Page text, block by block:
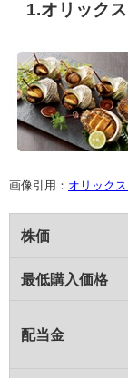
1.オリックス
画像引用： オリック
株価
最低購入価格
配当金